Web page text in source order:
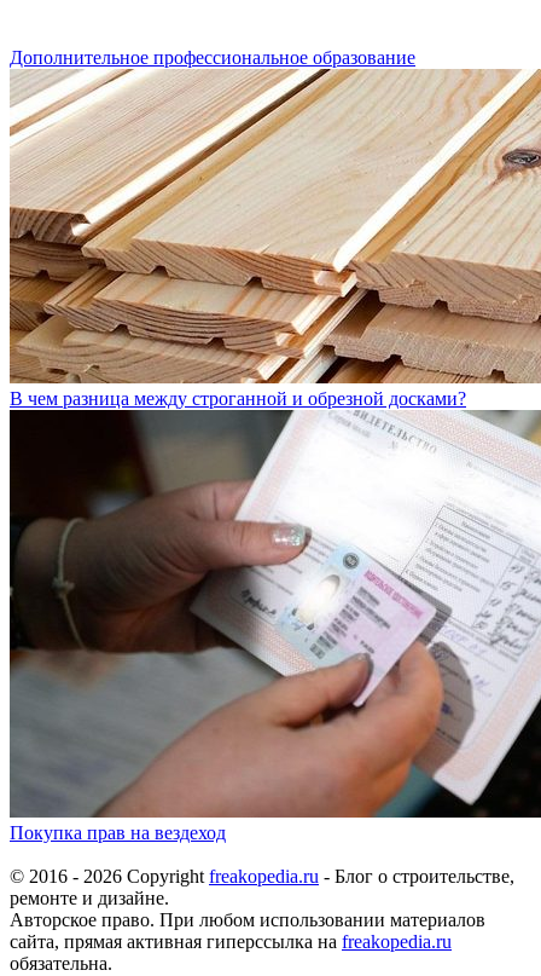
Дополнительное профессиональное образование
В чем разница между строганной и обрезной досками?
Покупка прав на вездеход
© 2016 - 2026 Copyright freakopedia.ru - Блог о строительстве,
ремонте и дизайне.
Авторское право. При любом использовании материалов
сайта, прямая активная гиперссылка на freakopedia.ru
обязательна.